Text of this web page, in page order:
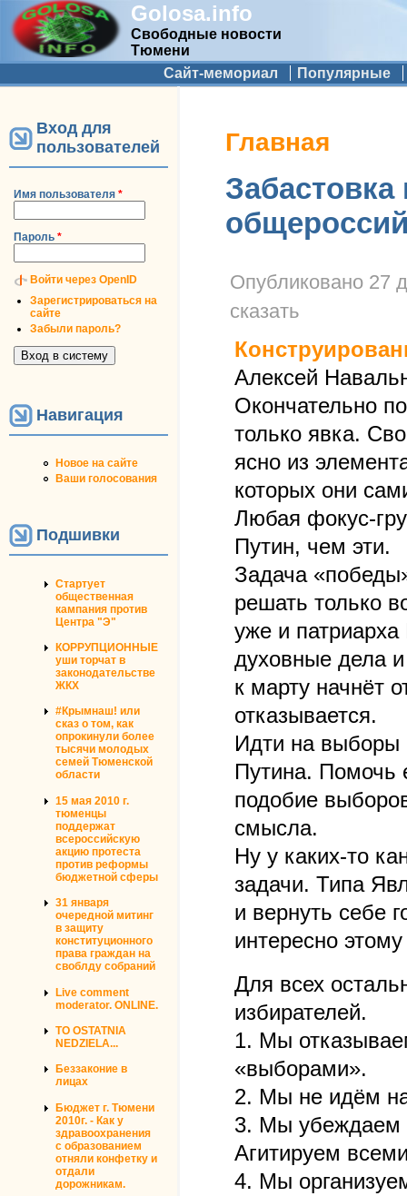
Golosa.info
Свободные новости
Тюмени
Дополнительное меню
Сайт-мемориал Популярные
Вход для
пользователей
Имя пользователя *
Пароль *
Войти через OpenID
Зарегистрироваться на
сайте
Забыли пароль?
Навигация
Новое на сайте
Ваши голосования
Подшивки
Стартует
общественная
кампания против
Центра "Э"
КОРРУПЦИОННЫЕ
уши торчат в
законодательстве
ЖКХ
#Крымнаш! или
сказ о том, как
опрокинули более
тысячи молодых
семей Тюменской
области
15 мая 2010 г.
тюменцы
поддержат
всероссийскую
акцию протеста
против реформы
бюджетной сферы
31 января
очередной митинг
в защиту
конституционного
права граждан на
своблду собраний
Live comment
moderator. ONLINE.
TO OSTATNIA
NEDZIELA...
Беззаконие в
лицах
Бюджет г. Тюмени
2010г. - Как у
здравоохранения
с образованием
отняли конфетку и
отдали
дорожникам.
Вы здесь
Главная
Опубликовано 27
сказать
Алексей
Окончательно
только явка.
ясно из
которых они
Любая фокус-
Путин, чем эти.
Задача
решать только
уже и
духовные дела
к марту начнёт
отказывается.
Идти на выборы
Путина. Помочь
подобие
смысла.
Ну у каких-то
задачи. Типа
и вернуть себе
интересно
Для всех
избирателей.
1. Мы
«выборами».
2. Мы не идём
3. Мы убеждаем
Агитируем
4. Мы